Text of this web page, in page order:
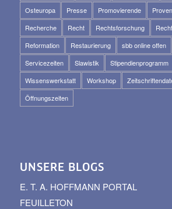
Osteuropa
Presse Promovierende
Recherche
Recht Rechtsforschung
Reformation
Restaurierung sbb online offen
Servicezeiten
Slawistik Stipendienprogramm
Wissenswerkstatt
Workshop
Öffnungszeiten
UNSERE BLOGS
E. T. A. HOFFMANN PORTAL
FEUILLETON